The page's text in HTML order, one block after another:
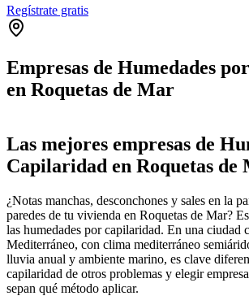
Regístrate gratis
Empresas de Humedades
en Roquetas de Mar
+
−
Las mejores empresas de
Capilaridad en Roquetas de
¿Notas manchas, desconchones y sales en la
paredes de tu vivienda en Roquetas de Mar?
las humedades por capilaridad. En una ciudad
Mediterráneo, con clima mediterráneo
lluvia anual y ambiente marino, es clave
capilaridad de otros problemas y elegir
sepan qué método aplicar.